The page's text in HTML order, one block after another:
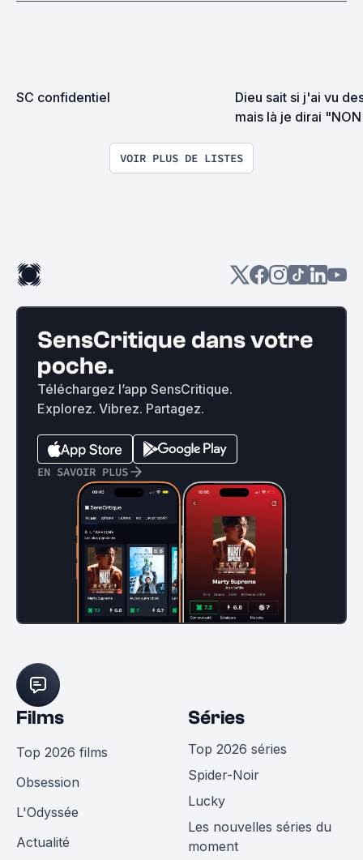
SC confidentiel
Dieu sait si j'ai vu
mais là je dirai
VOIR PLUS DE LISTES
SensCritique dans votre
poche.
Téléchargez l’app SensCritique.
Explorez. Vibrez. Partagez.
EN SAVOIR PLUS
Films
Top 2026 films
Obsession
L'Odyssée
Actualité
Séries
Top 2026 séries
Spider-Noir
Lucky
Les nouvelles séries du
moment